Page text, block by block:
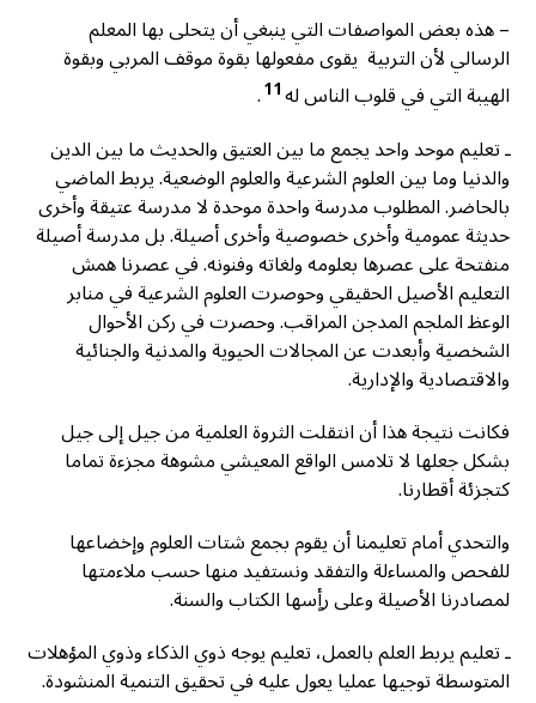
– هذه بعض المواصفات التي ينبغي أن يتحلى بها المعلم
الرسالي لأن التربية يقوى مفعولها بقوة موقف المربي وبقوة
الهيبة التي في قلوب الناس له11
.
ـ تعليم موحد واحد يجمع ما بين العتيق والحديث ما بين الدين
والدنيا وما بين العلوم الشرعية والعلوم الوضعية. يربط الماضي
بالحاضر. المطلوب مدرسة واحدة موحدة لا مدرسة عتيقة وأخرى
حديثة عمومية وأخرى خصوصية وأخرى أصيلة. بل مدرسة أصيلة
منفتحة على عصرها بعلومه ولغاته وفنونه. في عصرنا همش
التعليم الأصيل الحقيقي وحوصرت العلوم الشرعية في منابر
الوعظ الملجم المدجن المراقب. وحصرت في ركن الأحوال
الشخصية وأبعدت عن المجالات الحيوية والمدنية والجنائية
والاقتصادية والإدارية.
فكانت نتيجة هذا أن انتقلت الثروة العلمية من جيل إلى جيل
بشكل جعلها لا تلامس الواقع المعيشي مشوهة مجزءة تماما
كتجزئة أقطارنا.
والتحدي أمام تعليمنا أن يقوم بجمع شتات العلوم وإخضاعها
للفحص والمساءلة والتفقد ونستفيد منها حسب ملاءمتها
لمصادرنا الأصيلة وعلى رأٍسها الكتاب والسنة.
ـ تعليم يربط العلم بالعمل، تعليم يوجه ذوي الذكاء وذوي المؤهلات
المتوسطة توجيها عمليا يعول عليه في تحقيق التنمية المنشودة.